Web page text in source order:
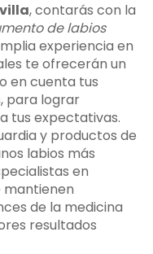
, contarás con la
de labios
experiencia en
te ofrecerán un
en cuenta tus
para lograr
tus expectativas.
y productos de
labios más
en
mantienen
de la medicina
resultados